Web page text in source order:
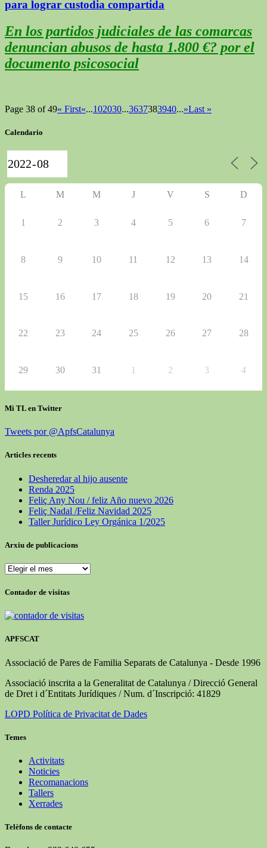
para lograr custodia compartida
En los partidos judiciales de las comarcas
denuncian abusos de hasta 1.800 €? por el
documento psicosocial
Page 38 of 49« First«...102030...3637383940...»Last »
Calendario
L M M J V S D
1 2 3 4 5 6 7
8 9 10 11 12 13 14
15 16 17 18 19 20 21
22 23 24 25 26 27 28
29 30 31 1 2 3 4
Mi TL en Twitter
Tweets por @ApfsCatalunya
Articles recents
Desheredar al hijo ausente
Renda 2025
Feliç Any Nou / feliz Año nuevo 2026
Feliç Nadal /Feliz Navidad 2025
Taller Jurídico Ley Orgánica 1/2025
Arxiu de publicacions
Arxiu
publicacions
Contador de visitas
APFSCAT
Associació de Pares de Familia Separats de Catalunya - Desde 1996
Associació inscrita a la Generalitat de Catalunya / Direcció General
de Dret i d´Entitats Jurídiques / Num. d´Inscripció: 41829
LOPD Política de Privacitat de Dades
Temes
Activitats
Noticies
Recomanacions
Tallers
Xerrades
Telèfons de contacte